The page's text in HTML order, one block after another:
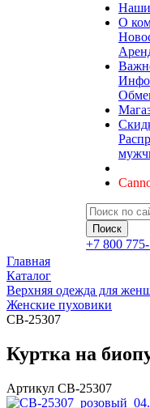
Наши
О
+7 800
Главная
Каталог
Верхняя одежда для
Женские пуховики
CB-25307
Куртка на
Артикул CB-25307